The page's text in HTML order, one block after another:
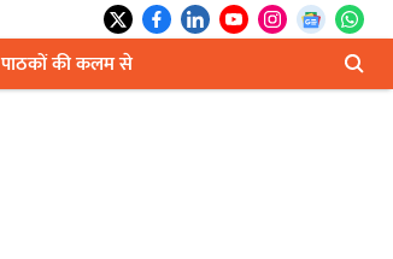
पाठकों की कलम से